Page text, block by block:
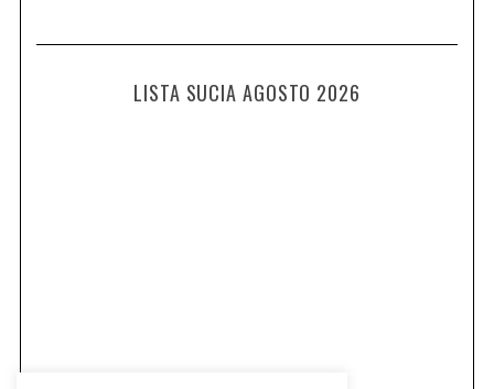
LISTA SUCIA AGOSTO 2026